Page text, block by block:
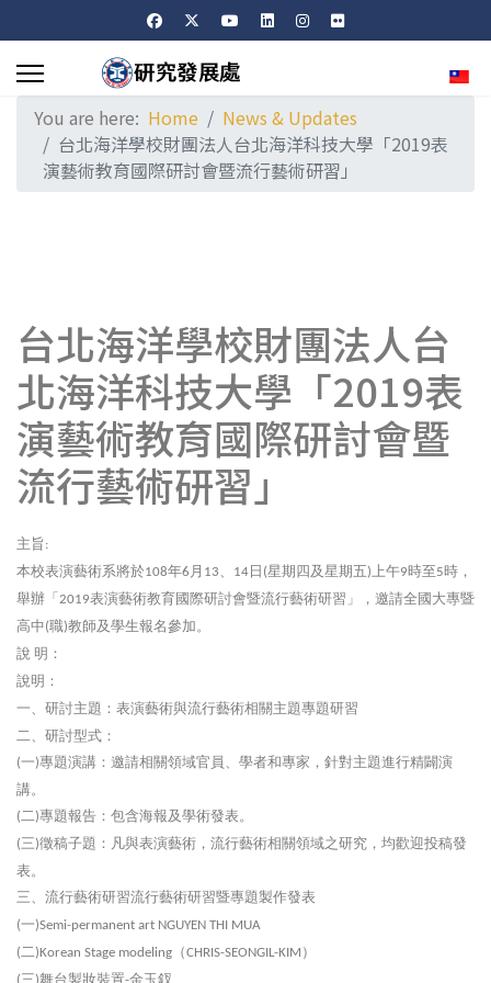
You are here: Home
News & Updates
台北海洋學校財團法人台北海洋科技大學「2019表
演藝術教育國際研討會暨流行藝術研習」
台北海洋學校財團法人台
北海洋科技大學「2019表
演藝術教育國際研討會暨
流行藝術研習」
主旨:
本校表演藝術系將於108年6 月 13、 14日 (星期四及星期五)上午9時至5時，
舉辦「2019表演藝術教育國際研討會暨流行藝術研習」，邀請全國大專暨
高中(職)教師及學生報名參加。
說 明：
說明：
一、研討主題：表演藝術與流行藝術相關主題專題研習
二、研討型式 ：
(一)專題演講：邀請相關領域官員、學者和專家，針對主題進行精闢演
講。
(二)專題報告：包含海報及學術發表。
(三)徵稿子題：凡與表演藝術，流行藝術相關領域之研究，均歡迎投稿發
表。
三、流行藝術研習流行藝術研習暨專題製作發表
(一)Semi-permanent art NGUYEN THI MUA
(二)Korean Stage modeling （CHRIS-SEONGIL-KIM ）
三 舞台製妝裝置 金玉釵